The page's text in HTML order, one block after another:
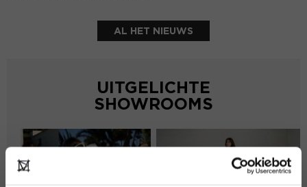
AL HET NIEUWS
UITGELICHTE
SHOWROOMS